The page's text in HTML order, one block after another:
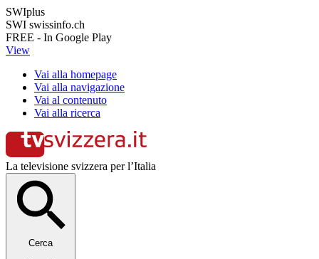
SWIplus
SWI swissinfo.ch
FREE - In Google Play
View
Vai alla homepage
Vai alla navigazione
Vai al contenuto
Vai alla ricerca
La televisione svizzera per l’Italia
Cerca